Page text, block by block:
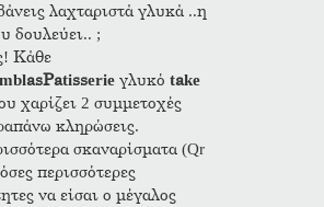
λαχταριστά γλυκά ..η
δουλεύει.. ;
Κάθε
γλυκόtake
χαρίζει 2 συμμετοχές
κληρώσεις.
σκαναρίσματα (Qr
περισσότερες
να είσαι ο μέγαλος